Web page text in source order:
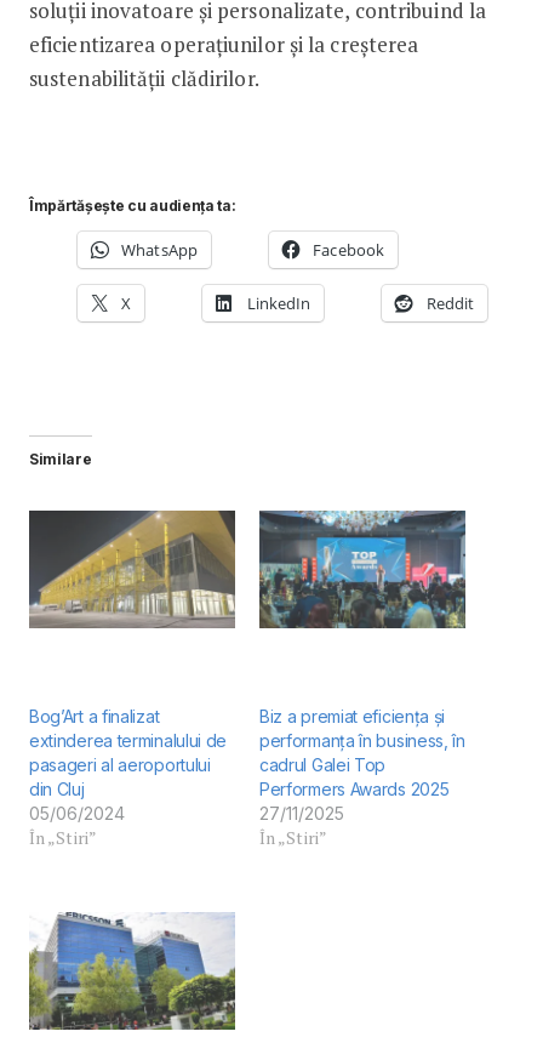
soluții inovatoare și personalizate, contribuind la
eficientizarea operațiunilor și la creșterea
sustenabilității clădirilor.
Împărtășește cu audiența ta:
WhatsApp Facebook
X LinkedIn Reddit
Similare
Bog’Art a finalizat
extinderea terminalului de
pasageri al aeroportului
din Cluj
05/06/2024
În „Stiri”
Biz a premiat eficiența și
performanța în business, în
cadrul Galei Top
Performers Awards 2025
27/11/2025
În „Stiri”